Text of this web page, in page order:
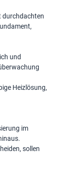
durchdachten
und
Heizlösung,
im
sollen